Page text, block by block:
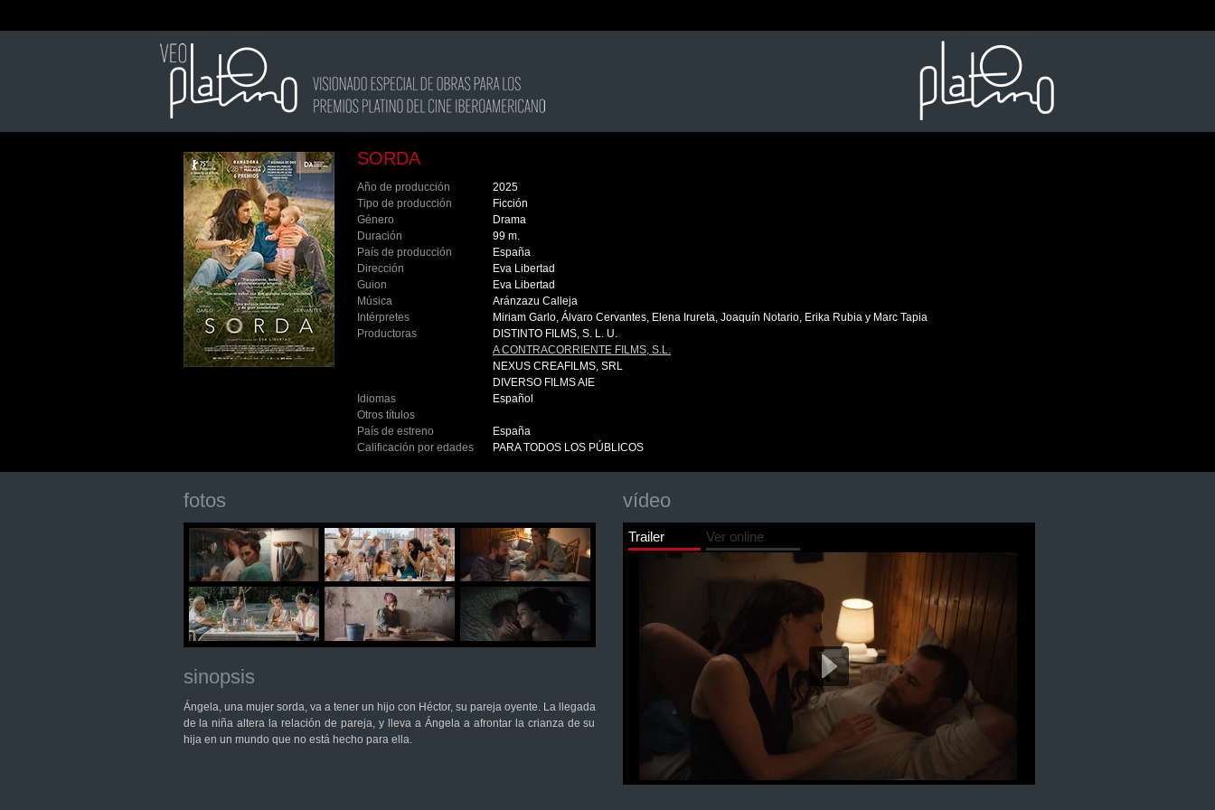
SORDA
Año de producción
2025
Tipo de producción
Ficción
Género
Drama
Duración
99 m.
País de producción
España
Dirección
Eva Libertad
Guion
Eva Libertad
Música
Aránzazu Calleja
Intérpretes
Miriam Garlo, Álvaro Cervantes, Elena Irureta, Joaquín Notario, Erika Rubia y Marc Tapia
Productoras
DISTINTO FILMS, S. L. U.
A CONTRACORRIENTE FILMS, S.L.
NEXUS CREAFILMS, SRL
DIVERSO FILMS AIE
Idiomas
Español
Otros títulos
País de estreno
España
Calificación por edades
PARA TODOS LOS PÚBLICOS
fotos
sinopsis
Ángela, una mujer sorda, va a tener un hijo con Héctor, su pareja oyente. La llegada
de la niña altera la relación de pareja, y lleva a Ángela a afrontar la crianza de su
hija en un mundo que no está hecho para ella.
vídeo
Trailer Ver online